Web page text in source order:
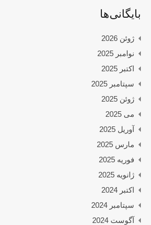
بایگانی‌ها
ژوئن 2026
نوامبر 2025
اکتبر 2025
سپتامبر 2025
ژوئن 2025
می 2025
آوریل 2025
مارس 2025
فوریه 2025
ژانویه 2025
اکتبر 2024
سپتامبر 2024
آگوست 2024